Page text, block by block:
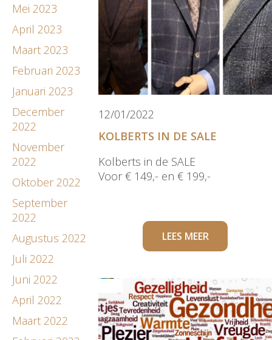
Mei 2023
April 2023
Maart 2023
Februari 2023
Januari 2023
December
2022
November
2022
Oktober 2022
September
2022
Augustus 2022
Juli 2022
Juni 2022
April 2022
Maart 2022
12/01/2022
KOLBERTS IN DE SALE
Kolberts in de SALE
Voor € 149,- en € 199,-
LEES MEER